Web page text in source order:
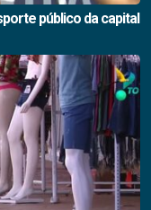
público da capital